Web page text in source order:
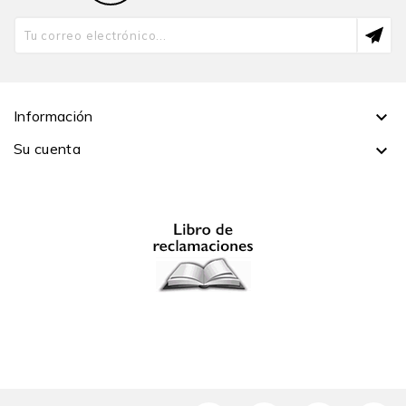
Los fantasmas de Norteamérica: géneros y subgéneros
Información 
Su cuenta 